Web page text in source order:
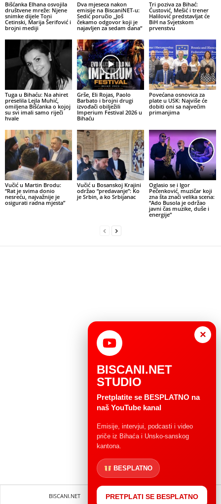
Bišćanka Elhana osvojila
društvene mreže: Njene
snimke dijele Toni
Cetinski, Marija Šerifović i
brojni mediji
Dva mjeseca nakon
emisije na BiscaniNET-u:
Sedić poručio „Još
čekamo odgovor koji je
najavljen za sedam dana“
Tri poziva za Bihać:
Ćustović, Mešić i trener
Halilović predstavljat će
BiH na Svjetskom
prvenstvu
Tuga u Bihaću: Na ahiret
preselila Lejla Muhić,
omiljena Bišćanka o kojoj
su svi imali samo riječi
hvale
Grše, Eli Rojas, Paolo
Barbato i brojni drugi
izvođači obilježili
Imperium Festival 2026 u
Bihaću
Povećana osnovica za
plate u USK: Najviše će
dobiti oni sa najvećim
primanjima
Vučić u Martin Brodu:
“Rat je svima donio
nesreću, najvažnije je
osigurati radna mjesta”
Vučić u Bosanskoj Krajini
održao “predavanje”: Ko
je Srbin, a ko Srbijanac
Oglasio se i Igor
Pečenković, muzičar koji
zna šta znači velika scena:
“Ado Busola je održao
javni čas muzike, duše i
energije”
BISCANI.NET Impressum Uvjeti korištenja
×
BISCANI.NET
STUDIO
Pretplatite se BESPLATNO na
naš YouTube kanal
Emisije, intervjui, podcasti i video
priče iz Bihaća i Unsko-sanskog
kantona.
BESPLATNO
PRETPLATI SE BESPLATNO